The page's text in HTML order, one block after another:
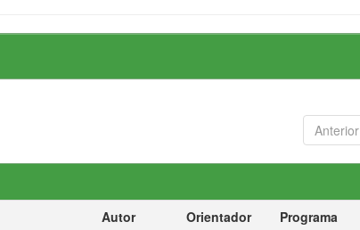
Anterior
Autor Orientador Programa